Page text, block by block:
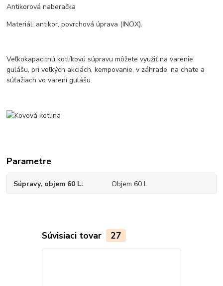
Antikorová naberačka
Materiál: antikor, povrchová úprava (INOX).
Veľkokapacitnú kotlíkovú súpravu môžete využiť na varenie
gulášu, pri veľkých akciách, kempovanie, v záhrade, na chate a
súťažiach vo varení gulášu.
Parametre
Súpravy, objem 60 L Objem 60 L
Súvisiaci tovar 27